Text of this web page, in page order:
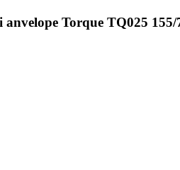
anvelope Torque TQ025